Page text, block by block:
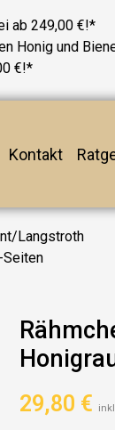
ab 249,00 €!*
Honig und
€!*
Kontakt
Langstroth
Seiten
29,80 €